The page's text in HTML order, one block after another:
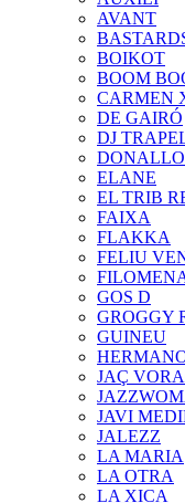
AVANT
BOIKOT
BOOM
CARMEN
DE GAIRÓ
DJ
ELANE
EL TRIB
FAIXA
FLAKKA
FELIU
GOS D
GROGGY
GUINEU
JAÇ
JAVI
JALEZZ
LA MARIA
LA OTRA
LA XICA